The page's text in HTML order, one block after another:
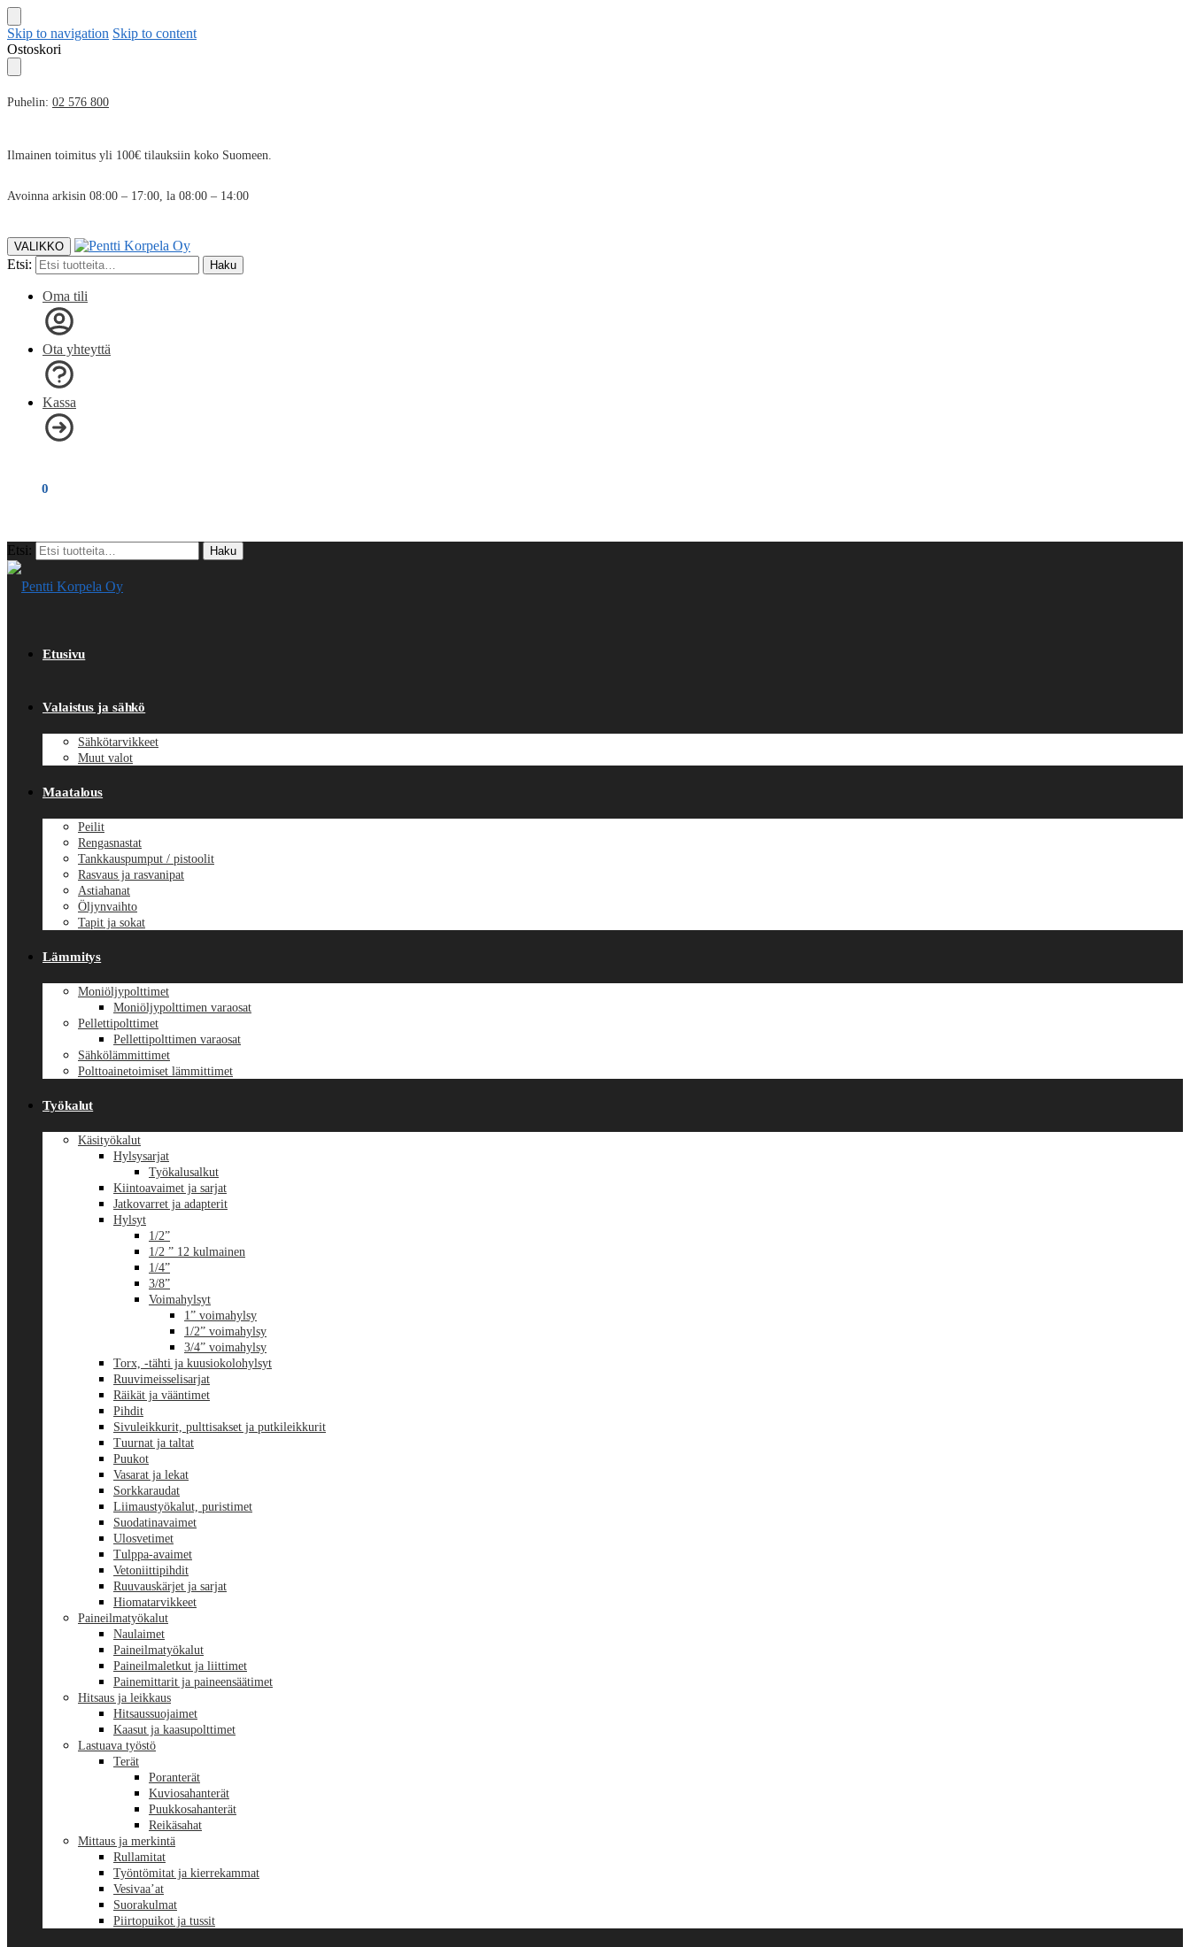
Skip to navigation Skip to content
Ostoskori
Puhelin: 02 576 800
Ilmainen toimitus yli 100€ tilauksiin koko Suomeen.
Avoinna arkisin 08:00 – 17:00, la 08:00 – 14:00
VALIKKO
Etsi: Haku
Oma tili
Ota yhteyttä
Kassa
0
Etsi: Haku
Etusivu
Valaistus ja sähkö
Sähkötarvikkeet
Muut valot
Maatalous
Peilit
Rengasnastat
Tankkauspumput / pistoolit
Rasvaus ja rasvanipat
Astiahanat
Öljynvaihto
Tapit ja sokat
Lämmitys
Moniöljypolttimet
Moniöljypolttimen varaosat
Pellettipolttimet
Pellettipolttimen varaosat
Sähkölämmittimet
Polttoainetoimiset lämmittimet
Työkalut
Käsityökalut
Hylsysarjat
Työkalusalkut
Kiintoavaimet ja sarjat
Jatkovarret ja adapterit
Hylsyt
1/2”
1/2 ” 12 kulmainen
1/4”
3/8”
Voimahylsyt
1” voimahylsy
1/2” voimahylsy
3/4” voimahylsy
Torx, -tähti ja kuusiokolohylsyt
Ruuvimeisselisarjat
Räikät ja vääntimet
Pihdit
Sivuleikkurit, pulttisakset ja putkileikkurit
Tuurnat ja taltat
Puukot
Vasarat ja lekat
Sorkkaraudat
Liimaustyökalut, puristimet
Suodatinavaimet
Ulosvetimet
Tulppa-avaimet
Vetoniittipihdit
Ruuvauskärjet ja sarjat
Hiomatarvikkeet
Paineilmatyökalut
Naulaimet
Paineilmatyökalut
Paineilmaletkut ja liittimet
Painemittarit ja paineensäätimet
Hitsaus ja leikkaus
Hitsaussuojaimet
Kaasut ja kaasupolttimet
Lastuava työstö
Terät
Poranterät
Kuviosahanterät
Puukkosahanterät
Reikäsahat
Mittaus ja merkintä
Rullamitat
Työntömitat ja kierrekammat
Vesivaa’at
Suorakulmat
Piirtopuikot ja tussit